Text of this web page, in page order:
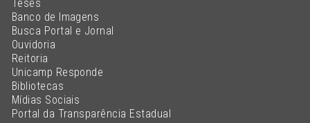
Teses
Banco de Imagens
Busca Portal e Jornal
Ouvidoria
Reitoria
Unicamp Responde
Bibliotecas
Mídias Sociais
Portal da Transparência Estadual